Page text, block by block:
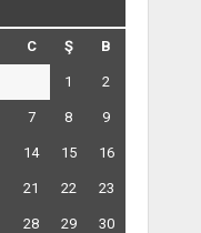
C Ş B
1 2
7 8 9
14 15 16
21 22 23
28 29 30